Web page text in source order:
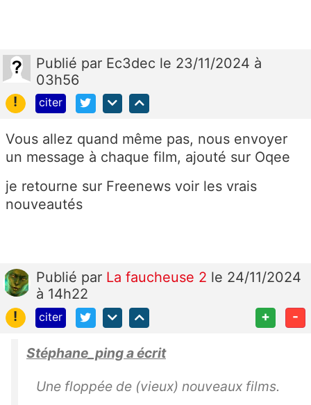
Publié par Ec3dec le 23/11/2024 à
03h56
!
citer
Vous allez quand même pas, nous envoyer
un message à chaque film, ajouté sur Oqee
je retourne sur Freenews voir les vrais
nouveautés
Publié par La faucheuse 2 le 24/11/2024
à 14h22
!
citer + -
Stéphane_ping a écrit
Une floppée de (vieux) nouveaux films.